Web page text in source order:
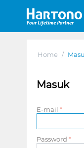
Home /
Masuk
E-mail
Password